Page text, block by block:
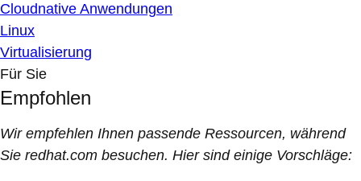
Cloudnative Anwendungen
Linux
Virtualisierung
Für Sie
Empfohlen
Wir empfehlen Ihnen passende Ressourcen, während
Sie redhat.com besuchen. Hier sind einige Vorschläge: